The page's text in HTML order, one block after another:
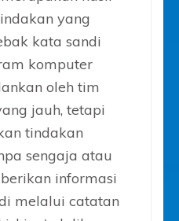
yang
kata sandi
komputer
oleh tim
jauh, tetapi
tindakan
sengaja atau
informasi
melalui catatan